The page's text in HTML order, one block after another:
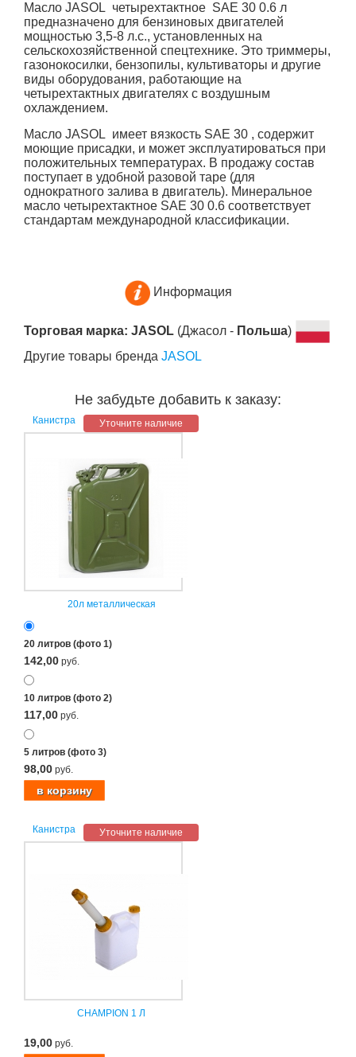
Масло JASOL четырехтактное SAE 30 0.6 л
предназначено для бензиновых двигателей
мощностью 3,5-8 л.с., установленных на
сельскохозяйственной спецтехнике. Это триммеры,
газонокосилки, бензопилы, культиваторы и другие
виды оборудования, работающие на
четырехтактных двигателях с воздушным
охлаждением.
Масло JASOL имеет вязкость SAE 30 , содержит
моющие присадки, и может эксплуатироваться при
положительных температурах. В продажу состав
поступает в удобной разовой таре (для
однократного залива в двигатель). Минеральное
масло четырехтактное SAE 30 0.6 соответствует
стандартам международной классификации.
Информация
Торговая марка: JASOL (Джасол - Польша)
Другие товары бренда JASOL
Не забудьте добавить к заказу:
Уточните наличие
Канистра
20л металлическая
20 литров (фото 1)
142,00 руб.
10 литров (фото 2)
117,00 руб.
5 литров (фото 3)
98,00 руб.
Уточните наличие
Канистра
CHAMPION 1 Л
19,00 руб.